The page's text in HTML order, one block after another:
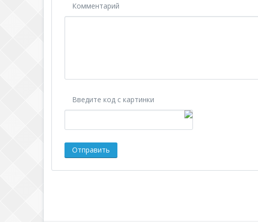
Комментарий
Введите код с картинки